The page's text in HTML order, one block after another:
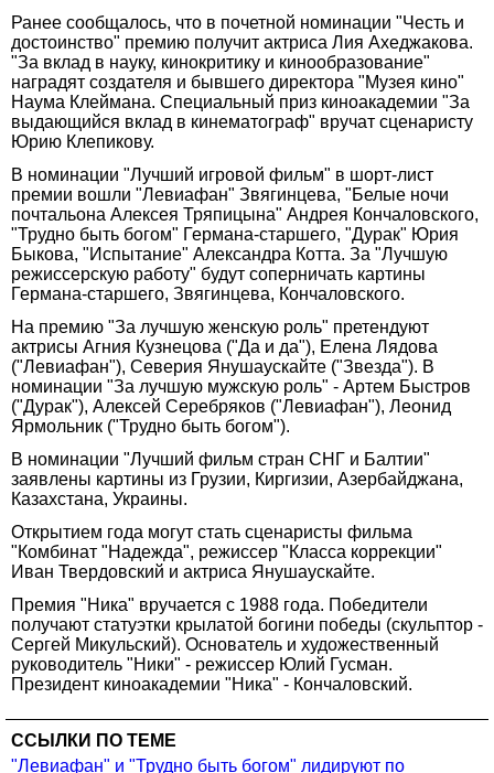
Ранее сообщалось, что в почетной номинации "Честь и
достоинство" премию получит актриса Лия Ахеджакова.
"За вклад в науку, кинокритику и кинообразование"
наградят создателя и бывшего директора "Музея кино"
Наума Клеймана. Специальный приз киноакадемии "За
выдающийся вклад в кинематограф" вручат сценаристу
Юрию Клепикову.
В номинации "Лучший игровой фильм" в шорт-лист
премии вошли "Левиафан" Звягинцева, "Белые ночи
почтальона Алексея Тряпицына" Андрея Кончаловского,
"Трудно быть богом" Германа-старшего, "Дурак" Юрия
Быкова, "Испытание" Александра Котта. За "Лучшую
режиссерскую работу" будут соперничать картины
Германа-старшего, Звягинцева, Кончаловского.
На премию "За лучшую женскую роль" претендуют
актрисы Агния Кузнецова ("Да и да"), Елена Лядова
("Левиафан"), Северия Янушаускайте ("Звезда"). В
номинации "За лучшую мужскую роль" - Артем Быстров
("Дурак"), Алексей Серебряков ("Левиафан"), Леонид
Ярмольник ("Трудно быть богом").
В номинации "Лучший фильм стран СНГ и Балтии"
заявлены картины из Грузии, Киргизии, Азербайджана,
Казахстана, Украины.
Открытием года могут стать сценаристы фильма
"Комбинат "Надежда", режиссер "Класса коррекции"
Иван Твердовский и актриса Янушаускайте.
Премия "Ника" вручается с 1988 года. Победители
получают статуэтки крылатой богини победы (скульптор -
Сергей Микульский). Основатель и художественный
руководитель "Ники" - режиссер Юлий Гусман.
Президент киноакадемии "Ника" - Кончаловский.
ССЫЛКИ ПО ТЕМЕ
"Левиафан" и "Трудно быть богом" лидируют по